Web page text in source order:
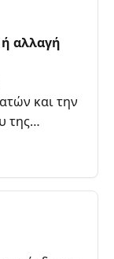
αλλαγή
και την
της